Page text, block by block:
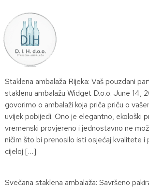
Staklena ambalaža Rijeka: Vaš pouzdani
staklenu ambalažu Widget D.o.o. June 14,
govorimo o ambalaži koja priča priču o
uvijek pobijedi. Ono je elegantno, ekološki
vremenski provjereno i jednostavno ne
ničim što bi prenosilo isti osjećaj kvalitete i
cijeloj […]
Svečana staklena ambalaža: Savršeno